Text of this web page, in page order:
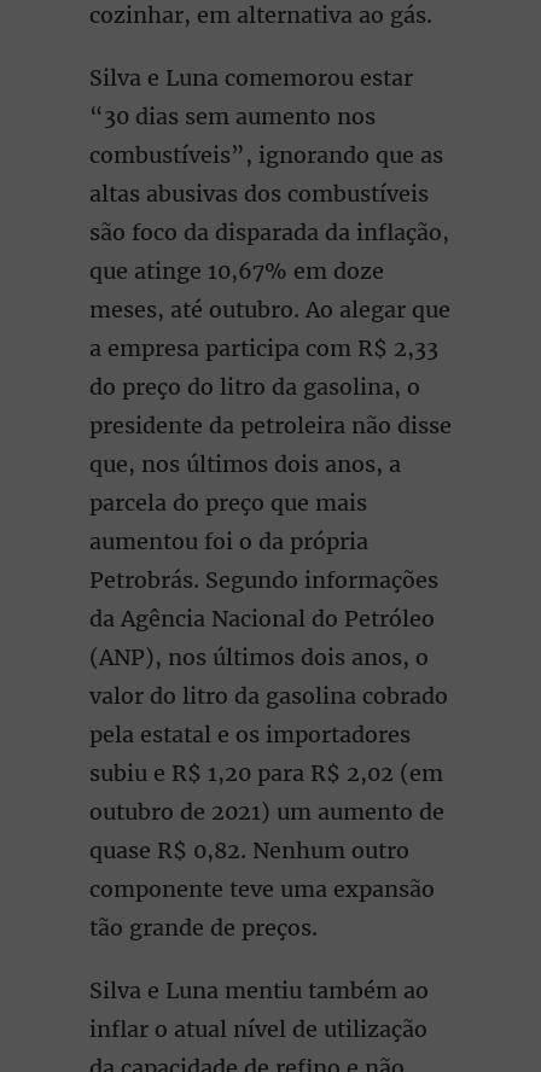
cozinhar, em alternativa ao gás.
Silva e Luna comemorou estar
“30 dias sem aumento nos
combustíveis”, ignorando que as
altas abusivas dos combustíveis
são foco da disparada da inflação,
que atinge 10,67% em doze
meses, até outubro. Ao alegar que
a empresa participa com R$ 2,33
do preço do litro da gasolina, o
presidente da petroleira não disse
que, nos últimos dois anos, a
parcela do preço que mais
aumentou foi o da própria
Petrobrás. Segundo informações
da Agência Nacional do Petróleo
(ANP), nos últimos dois anos, o
valor do litro da gasolina cobrado
pela estatal e os importadores
subiu e R$ 1,20 para R$ 2,02 (em
outubro de 2021) um aumento de
quase R$ 0,82. Nenhum outro
componente teve uma expansão
tão grande de preços.
Silva e Luna mentiu também ao
inflar o atual nível de utilização